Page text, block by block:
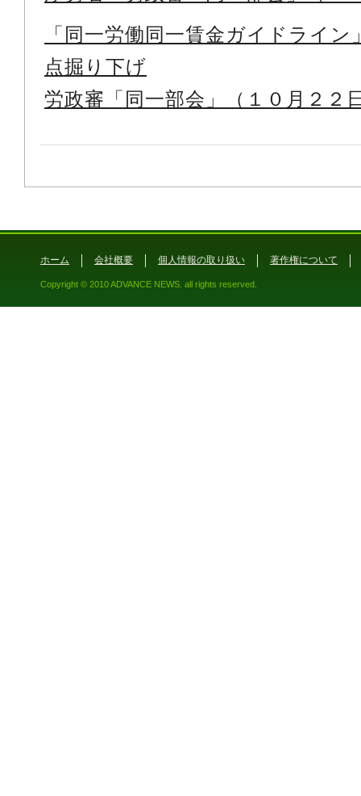
「同一労働同一賃金ガイドライ
点掘り下げ
労政審「同一部会」（１０月２２
ホーム 会社概要 個人情報の取り扱い 著作権について
Copyright © 2010 ADVANCE NEWS. all rights reserved.